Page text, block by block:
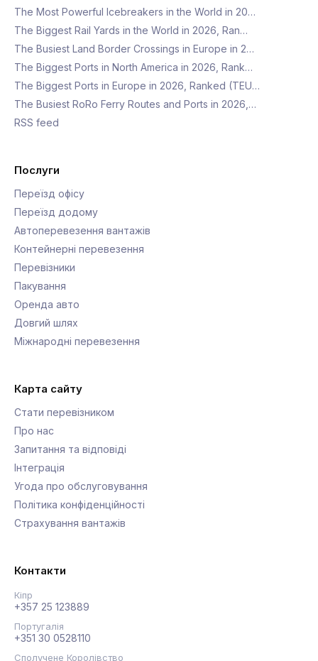
Португалія
Іспанія
СНД
Перевізники
Франція
Мексика
The Most Powerful Icebreakers in the World in 20…
The Biggest Rail Yards in the World in 2026, Ran…
The Busiest Land Border Crossings in Europe in 2…
The Biggest Ports in North America in 2026, Rank…
The Biggest Ports in Europe in 2026, Ranked (TEU…
The Busiest RoRo Ferry Routes and Ports in 2026,…
RSS feed
Автоперевезення вантажів
Контейнерні перевезення
Перевізники
Пакування
Оренда авто
Довгий шлях
Міжнародні перевезення
Стати перевізником
Про нас
Запитання та відповіді
Інтеграція